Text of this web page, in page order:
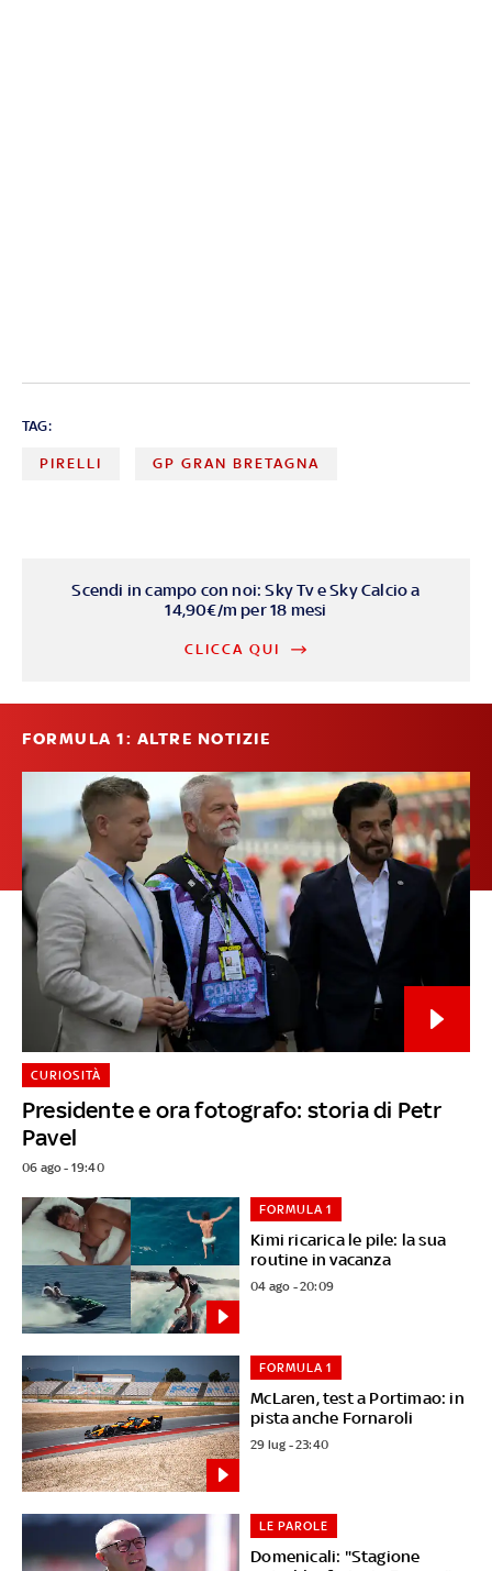
TAG:
PIRELLI GP GRAN BRETAGNA
Scendi in campo con noi: Sky Tv e Sky Calcio a
14,90€/m per 18 mesi
CLICCA QUI
FORMULA 1: ALTRE NOTIZIE
Presidente e ora fotografo: storia di Petr
Pavel
CURIOSITÀ
06 ago - 19:40
Kimi ricarica le pile: la sua
routine in vacanza
FORMULA 1
04 ago - 20:09
McLaren, test a Portimao: in
pista anche Fornaroli
FORMULA 1
29 lug - 23:40
Domenicali: "Stagione
LE PAROLE